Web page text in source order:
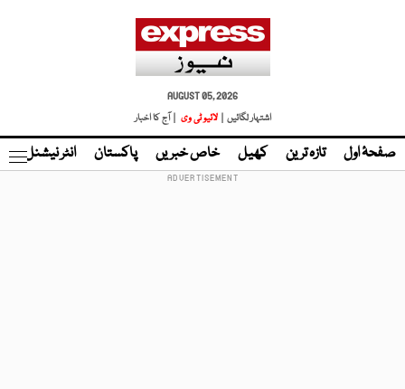
AUGUST 05, 2026
اشتہار لگائیں |
لائیو ٹی وی | آج کا اخبار
صفحۂ اول تازہ ترین کھیل خاص خبریں پاکستان انٹر نیشنل